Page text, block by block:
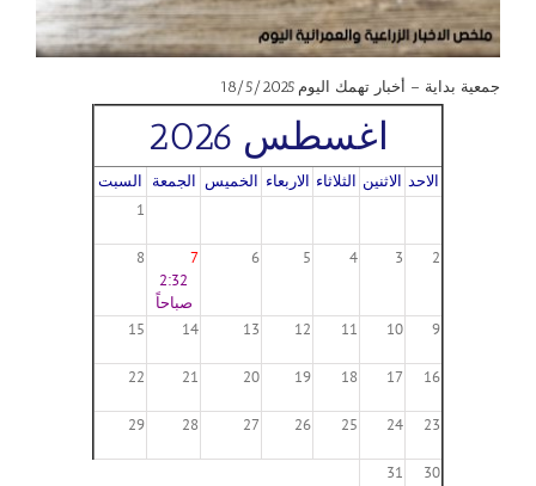
جمعية بداية – أخبار تهمك اليوم 18/5/2025
اغسطس 2026
الاحد الاثنين الثلاثاء الاربعاء الخميس الجمعة السبت
1
2
3
4
5
6
7
2:32
صباحاً
8
9
10
11
12
13
14
15
16
17
18
19
20
21
22
23
24
25
26
27
28
29
30
31